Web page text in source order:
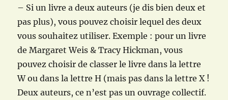
– Si un livre a deux auteurs (je dis bien deux et
pas plus), vous pouvez choisir lequel des deux
vous souhaitez utiliser. Exemple : pour un livre
de Margaret Weis & Tracy Hickman, vous
pouvez choisir de classer le livre dans la lettre
W ou dans la lettre H (mais pas dans la lettre X !
Deux auteurs, ce n’est pas un ouvrage collectif.